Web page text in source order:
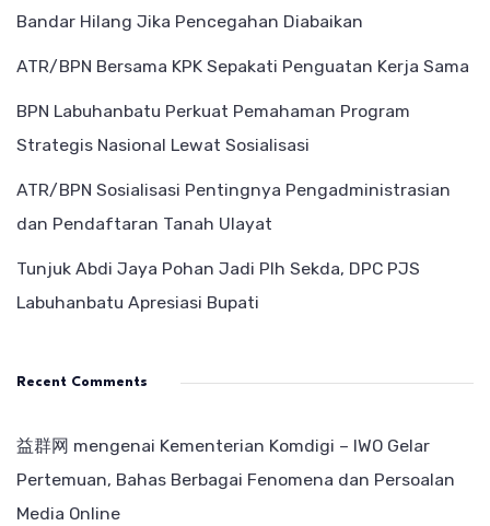
Bandar Hilang Jika Pencegahan Diabaikan
ATR/BPN Bersama KPK Sepakati Penguatan Kerja Sama
BPN Labuhanbatu Perkuat Pemahaman Program
Strategis Nasional Lewat Sosialisasi
ATR/BPN Sosialisasi Pentingnya Pengadministrasian
dan Pendaftaran Tanah Ulayat
Tunjuk Abdi Jaya Pohan Jadi Plh Sekda, DPC PJS
Labuhanbatu Apresiasi Bupati
Recent Comments
益群网 mengenai Kementerian Komdigi – IWO Gelar
Pertemuan, Bahas Berbagai Fenomena dan Persoalan
Media Online